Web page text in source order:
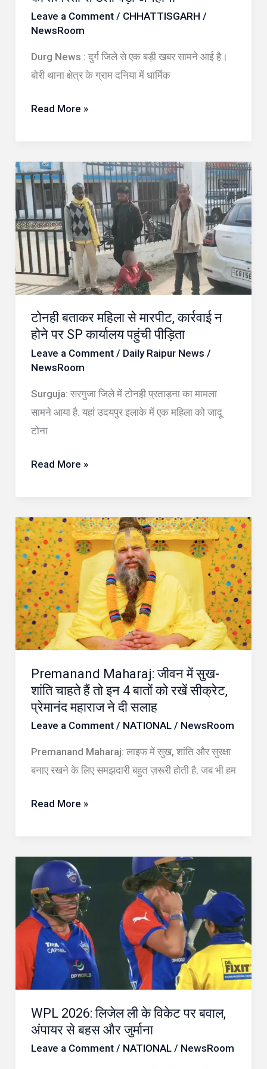
Leave a Comment / CHHATTISGARH /
NewsRoom
Durg News : दुर्ग जिले से एक बड़ी खबर सामने आई है।
बोरी थाना क्षेत्र के ग्राम दनिया में धार्मिक
की
तत्परता
टली
बड़ी
Read More »
टोनही बताकर महिला से मारपीट, कार्रवाई न
होने पर SP कार्यालय पहुंची पीड़िता
Leave a Comment / Daily Raipur News /
NewsRoom
Surguja: सरगुजा जिले में टोनही प्रताड़ना का मामला
सामने आया है. यहां उदयपुर इलाके में एक महिला को जादू
टोना
टोनही
बताकर
महिला
से
मारपीट,
कार्रवाई
न
पर
SP
कार्यालय
पहुंची
पीड़िता
Read More »
Premanand Maharaj: जीवन में सुख-
शांति चाहते हैं तो इन 4 बातों को रखें सीक्रेट,
प्रेमानंद महाराज ने दी सलाह
Leave a Comment / NATIONAL/ NewsRoom
Premanand Maharaj: लाइफ में सुख, शांति और सुरक्षा
बनाए रखने के लिए समझदारी बहुत ज़रूरी होती है. जब भी हम
Premanand
Maharaj:
जीवन
में
सुख-
शांति
चाहते
तो
इन
4
बातों
को
रखें
प्रेमानंद
दी
सलाह
Read More »
WPL 2026: लिजेल ली के विकेट पर बवाल,
अंपायर से बहस और जुर्माना
Leave a Comment / NATIONAL/ NewsRoom
WPL
2026:
लिजेल
ली
के
विकेट
पर
अंपायर
से
बहस